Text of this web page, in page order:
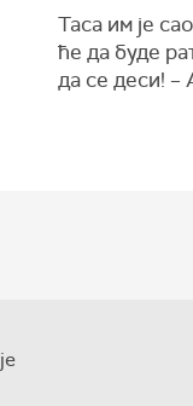
Таса им је
ће да буде
да се деси! –